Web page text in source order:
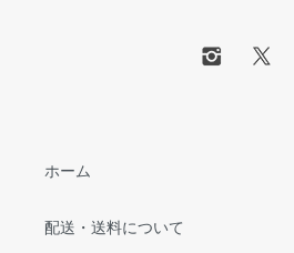
ホーム
配送・送料について